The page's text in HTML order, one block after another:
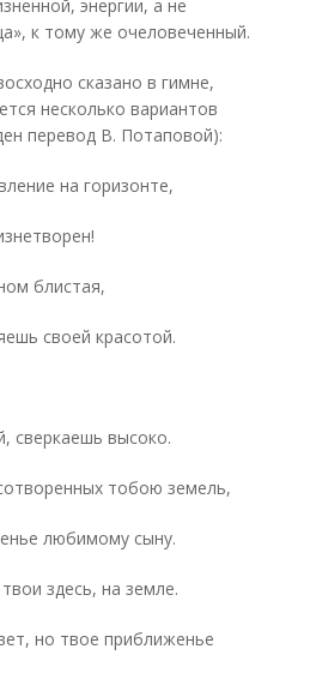
энергии, а не
к тому же очеловеченный.
сказано в гимне,
несколько вариантов
перевод В. Потаповой):
на горизонте,
блистая,
своей красотой.
сверкаешь высоко.
тобою земель,
любимому сыну.
здесь, на земле.
но твое приближенье